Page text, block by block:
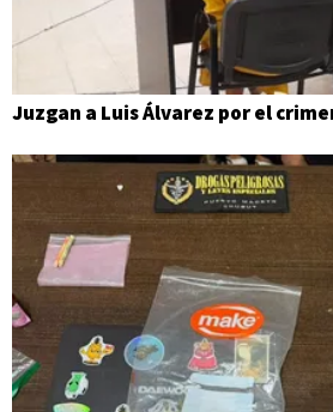
Juzgan a Luis Álvarez por el